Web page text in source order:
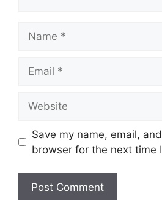
Save my name, email,
browser for the next time